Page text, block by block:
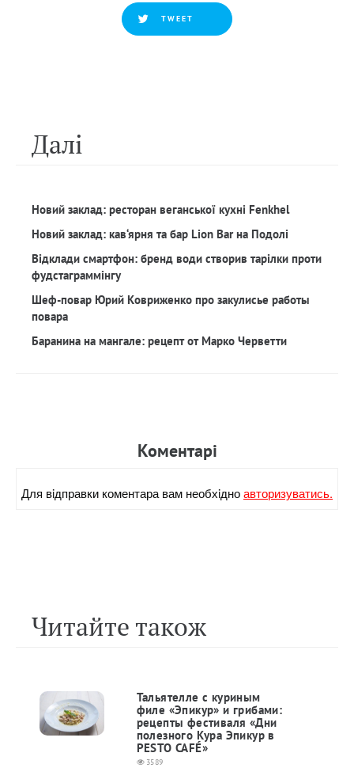
TWEET
Далi
Новий заклад: ресторан веганської кухні Fenkhel
Новий заклад: кав‘ярня та бар Lion Bar на Подолі
Відклади смартфон: бренд води створив тарілки проти
фудстаграммінгу
Шеф-повар Юрий Ковриженко про закулисье работы
повара
Баранина на мангале: рецепт от Марко Черветти
Коментарi
Для вiдправки коментара вам необхiдноавторизуватись.
Читайте також
Тальятелле с куриным
филе «Эпикур» и грибами:
рецепты фестиваля «Дни
полезного Кура Эпикур в
PESTO CAFÉ»
3589